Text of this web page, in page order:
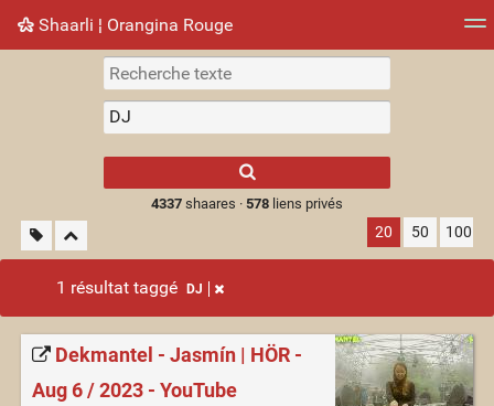
Shaarli ¦ Orangina Rouge
Nuage de tags Mur d'images
results.
4337shaares · 578liens privés
20 50 100
1 résultat taggé DJ
Dekmantel - Jasmín | HÖR -
Aug 6 / 2023 - YouTube